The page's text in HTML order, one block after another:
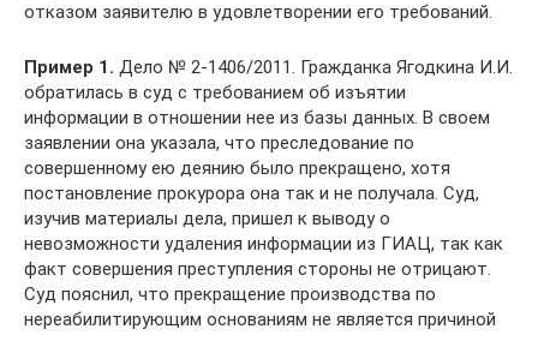
отказом заявителю в удовлетворении его требований.
Пример 1. Дело № 2-1406/2011. Гражданка Ягодкина И.И.
обратилась в суд с требованием об изъятии
информации в отношении нее из базы данных. В своем
заявлении она указала, что преследование по
совершенному ею деянию было прекращено, хотя
постановление прокурора она так и не получала. Суд,
изучив материалы дела, пришел к выводу о
невозможности удаления информации из ГИАЦ, так как
факт совершения преступления стороны не отрицают.
Суд пояснил, что прекращение производства по
нереабилитирующим основаниям не является причиной